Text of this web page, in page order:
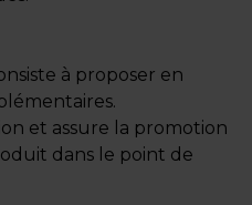
à proposer en
et assure la promotion
dans le point de